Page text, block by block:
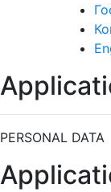
PERSONAL DATA